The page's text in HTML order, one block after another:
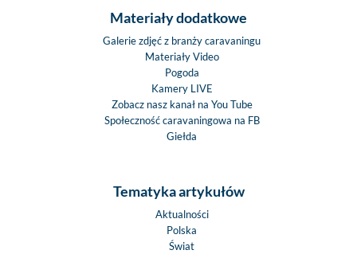
Materiały dodatkowe
Galerie zdjęć z branży caravaningu
Materiały Video
Pogoda
Kamery LIVE
Zobacz nasz kanał na You Tube
Społeczność caravaningowa na FB
Giełda
Tematyka artykułów
Aktualności
Polska
Świat